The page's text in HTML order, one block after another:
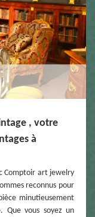
, votre
à
Comptoir art jewelry
reconnus pour
minutieusement
Que vous soyez un